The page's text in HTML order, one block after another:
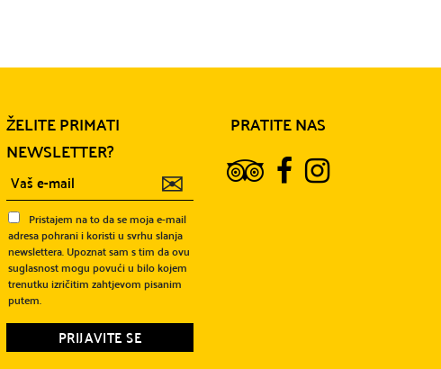
ŽELITE PRIMATI
NEWSLETTER?
✉
Pristajem na to da se moja e-mail
adresa pohrani i koristi u svrhu slanja
newslettera. Upoznat sam s tim da ovu
suglasnost mogu povući u bilo kojem
trenutku izričitim zahtjevom pisanim
putem.
PRATITE NAS